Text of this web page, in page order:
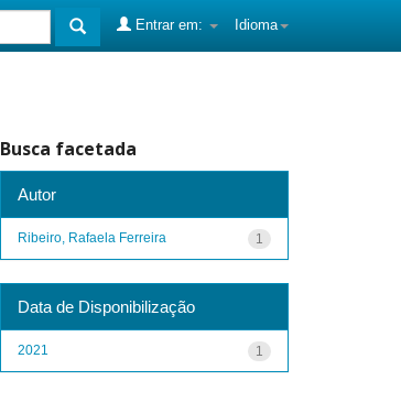
Idioma
Entrar em:
Busca facetada
Autor
1
Ribeiro, Rafaela Ferreira
Data de Disponibilização
1
2021